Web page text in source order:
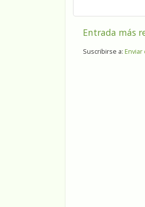
Entrada más
Suscribirse a: Enviar